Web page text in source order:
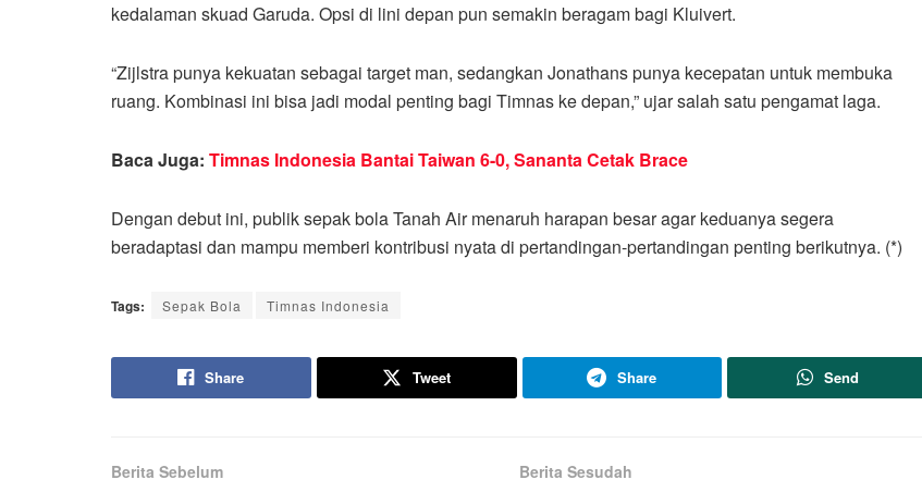
kedalaman skuad Garuda. Opsi di lini depan pun semakin beragam bagi Kluivert.
“Zijlstra punya kekuatan sebagai target man, sedangkan Jonathans punya kecepatan untuk membuka
ruang. Kombinasi ini bisa jadi modal penting bagi Timnas ke depan,” ujar salah satu pengamat laga.
Baca Juga: Timnas Indonesia Bantai Taiwan 6-0, Sananta Cetak Brace
Dengan debut ini, publik sepak bola Tanah Air menaruh harapan besar agar keduanya segera
beradaptasi dan mampu memberi kontribusi nyata di pertandingan-pertandingan penting berikutnya. (*)
Tags: Sepak Bola Timnas Indonesia
Share Tweet Share Send
Berita Sebelum Berita Sesudah